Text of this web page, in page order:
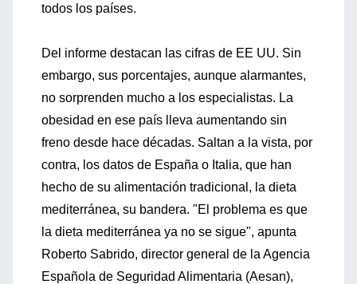
todos los países.
Del informe destacan las cifras de EE UU. Sin
embargo, sus porcentajes, aunque alarmantes,
no sorprenden mucho a los especialistas. La
obesidad en ese país lleva aumentando sin
freno desde hace décadas. Saltan a la vista, por
contra, los datos de España o Italia, que han
hecho de su alimentación tradicional, la dieta
mediterránea, su bandera. "El problema es que
la dieta mediterránea ya no se sigue", apunta
Roberto Sabrido, director general de la Agencia
Española de Seguridad Alimentaria (Aesan),